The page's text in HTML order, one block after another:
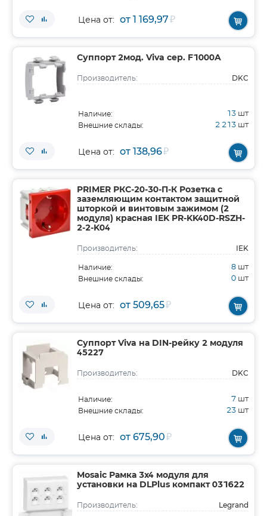
Цена от: от 1 169,97₽
Суппорт 2мод. Viva сер. F1000A
Производитель: DKC
Наличие: 13 шт
Внешние склады: 2 213 шт
Цена от: от 138,96₽
PRIMER РКС-20-30-П-К Розетка с
заземляющим контактом защитной
шторкой и винтовым зажимом (2
модуля) красная IEK PR-KK40D-RSZH-
2-2-K04
Производитель: IEK
Наличие: 8 шт
Внешние склады: 0 шт
Цена от: от 509,65₽
Суппорт Viva на DIN-рейку 2 модуля
45227
Производитель: DKC
Наличие: 7 шт
Внешние склады: 23 шт
Цена от: от 675,90₽
Mosaic Рамка 3х4 модуля для
установки на DLPlus компакт 031622
Производитель: Legrand